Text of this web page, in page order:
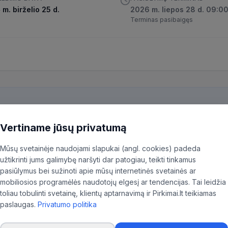
m. birželio 25 d. 2026 m. liepos 28 d. 09:00
Terminas pasibaigęs
pirkimą ir patiksliname 35,96% BVPŽ kodų, kad aktualūs
Vertiname jūsų privatumą
Mūsų svetainėje naudojami slapukai (angl. cookies) padeda
užtikrinti jums galimybę naršyti dar patogiau, teikti tinkamus
pasiūlymus bei sužinoti apie mūsų internetinės svetainės ar
mobiliosios programėlės naudotojų elgesį ar tendencijas. Tai leidžia
toliau tobulinti svetainę, klientų aptarnavimą ir Pirkimai.lt teikiamas
paslaugas. Privatumo politika